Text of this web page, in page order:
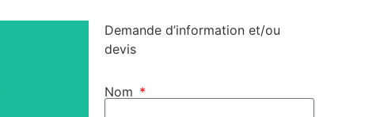
Demande d’information et/ou
devis
Nom